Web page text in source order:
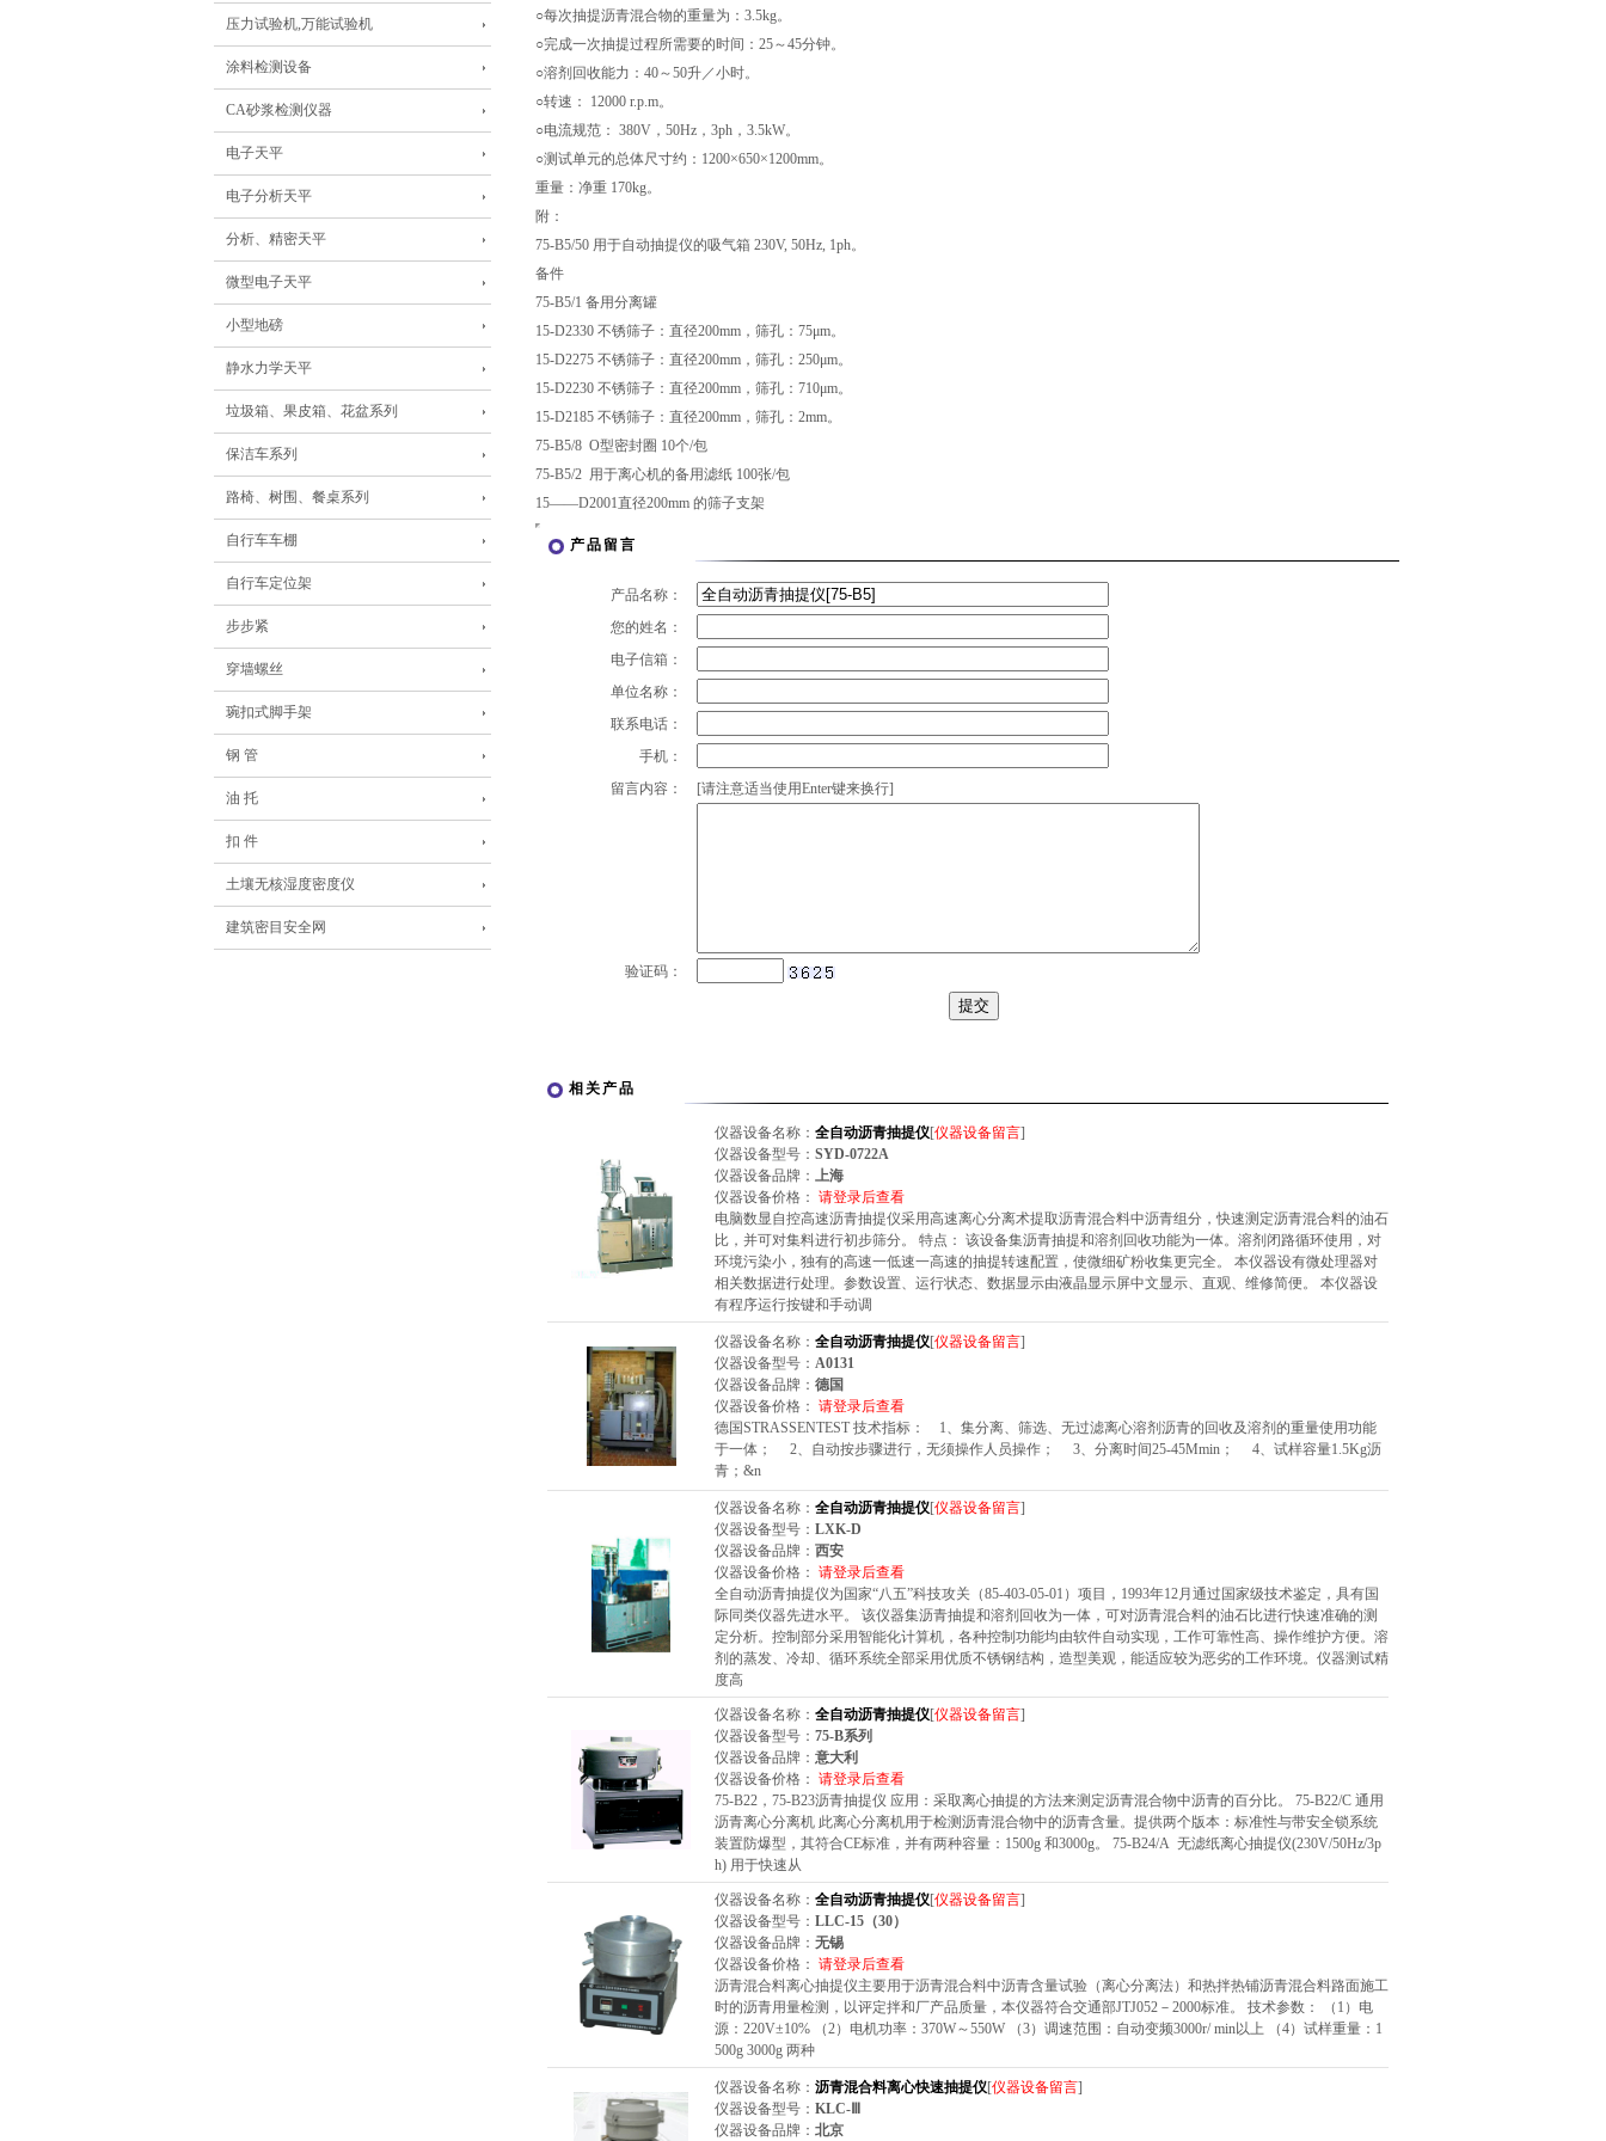
压力试验机,万能试验机
涂料检测设备
CA砂浆检测仪器
电子天平
电子分析天平
分析、精密天平
微型电子天平
小型地磅
静水力学天平
垃圾箱、果皮箱、花盆系列
保洁车系列
路椅、树围、餐桌系列
自行车车棚
自行车定位架
步步紧
穿墙螺丝
琬扣式脚手架
钢 管
油 托
扣 件
土壤无核湿度密度仪
建筑密目安全网
○每次抽提沥青混合物的重量为：3.5kg。
○完成一次抽提过程所需要的时间：25～45分钟。
○溶剂回收能力：40～50升／小时。
○转速： 12000 r.p.m。
○电流规范： 380V，50Hz，3ph，3.5kW。
○测试单元的总体尺寸约：1200×650×1200mm。
重量：净重 170kg。
附：
75-B5/50 用于自动抽提仪的吸气箱 230V, 50Hz, 1ph。
备件
75-B5/1 备用分离罐
15-D2330 不锈筛子：直径200mm，筛孔：75μm。
15-D2275 不锈筛子：直径200mm，筛孔：250μm。
15-D2230 不锈筛子：直径200mm，筛孔：710μm。
15-D2185 不锈筛子：直径200mm，筛孔：2mm。
75-B5/8 O型密封圈 10个/包
75-B5/2 用于离心机的备用滤纸 100张/包
15——D2001直径200mm 的筛子支架
产品留言
产品名称：
您的姓名：
电子信箱：
单位名称：
联系电话：
手机：
留言内容：
[请注意适当使用Enter键来换行]
验证码：
相关产品
仪器设备名称： 全自动沥青抽提仪[仪器设备留言]
仪器设备型号： SYD-0722A
仪器设备品牌： 上海
仪器设备价格： 请登录后查看
电脑数显自控高速沥青抽提仪采用高速离心分离术提取沥青混合料中沥青组分，快速测定沥青混合料的油石
比，并可对集料进行初步筛分。 特点： 该设备集沥青抽提和溶剂回收功能为一体。溶剂闭路循环使用，对
环境污染小，独有的高速一低速一高速的抽提转速配置，使微细矿粉收集更完全。 本仪器设有微处理器对
相关数据进行处理。参数设置、运行状态、数据显示由液晶显示屏中文显示、直观、维修简便。 本仪器设
有程序运行按键和手动调
仪器设备名称： 全自动沥青抽提仪[仪器设备留言]
仪器设备型号： A0131
仪器设备品牌： 德国
仪器设备价格： 请登录后查看
德国STRASSENTEST 技术指标： 1、集分离、筛选、无过滤离心溶剂沥青的回收及溶剂的重量使用功能
于一体； 2、自动按步骤进行，无须操作人员操作； 3、分离时间25-45Mmin； 4、试样容量1.5Kg沥
青；&n
仪器设备名称： 全自动沥青抽提仪[仪器设备留言]
仪器设备型号： LXK-D
仪器设备品牌： 西安
仪器设备价格： 请登录后查看
全自动沥青抽提仪为国家“八五”科技攻关（85-403-05-01）项目，1993年12月通过国家级技术鉴定，具有国
际同类仪器先进水平。 该仪器集沥青抽提和溶剂回收为一体，可对沥青混合料的油石比进行快速准确的测
定分析。控制部分采用智能化计算机，各种控制功能均由软件自动实现，工作可靠性高、操作维护方便。溶
剂的蒸发、冷却、循环系统全部采用优质不锈钢结构，造型美观，能适应较为恶劣的工作环境。仪器测试精
度高
仪器设备名称： 全自动沥青抽提仪[仪器设备留言]
仪器设备型号： 75-B系列
仪器设备品牌： 意大利
仪器设备价格： 请登录后查看
75-B22，75-B23沥青抽提仪 应用：采取离心抽提的方法来测定沥青混合物中沥青的百分比。 75-B22/C 通用
沥青离心分离机 此离心分离机用于检测沥青混合物中的沥青含量。提供两个版本：标准性与带安全锁系统
装置防爆型，其符合CE标准，并有两种容量：1500g 和3000g。 75-B24/A 无滤纸离心抽提仪(230V/50Hz/3p
h) 用于快速从
仪器设备名称： 全自动沥青抽提仪[仪器设备留言]
仪器设备型号： LLC-15（30）
仪器设备品牌： 无锡
仪器设备价格： 请登录后查看
沥青混合料离心抽提仪主要用于沥青混合料中沥青含量试验（离心分离法）和热拌热铺沥青混合料路面施工
时的沥青用量检测，以评定拌和厂产品质量，本仪器符合交通部JTJ052－2000标准。 技术参数： （1）电
源：220V±10% （2）电机功率：370W～550W （3）调速范围：自动变频3000r/ min以上 （4）试样重量：1
500g 3000g 两种
仪器设备名称： 沥青混合料离心快速抽提仪[仪器设备留言]
仪器设备型号： KLC-Ⅲ
仪器设备品牌： 北京